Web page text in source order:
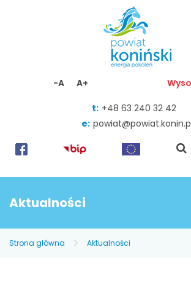
-A A+
t: +48 63 240 32 42
e:
Aktualności
Strona główna Aktualności